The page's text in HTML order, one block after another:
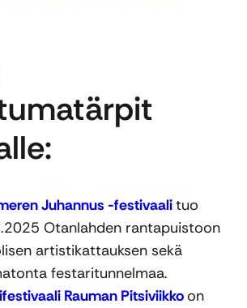
Juhannus -festivaalituo
Otanlahden rantapuistoon
artistikattauksen sekä
festaritunnelmaa.
Rauman Pitsiviikkoon